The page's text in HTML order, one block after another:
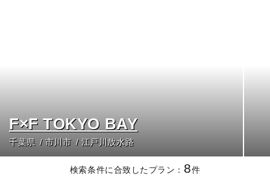
F×F TOKYO BAY
千葉県 市川市 江戸川放水路
検索条件に合致したプラン： 8件